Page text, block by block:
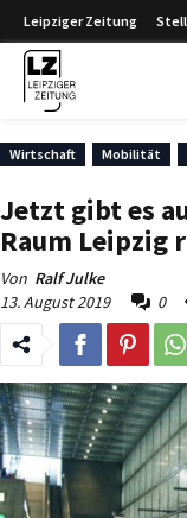
Leipziger Zeitung
Wirtschaft Mobilität
Jetzt gibt es
Raum Leipzig
Von Ralf Julke
13. August 2019
0